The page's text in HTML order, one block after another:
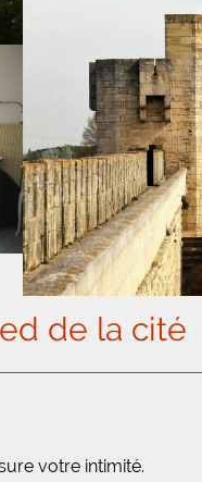
de la cité
votre intimité.